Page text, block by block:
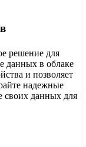
решение для
данных в облаке
и позволяет
надежные
своих данных для